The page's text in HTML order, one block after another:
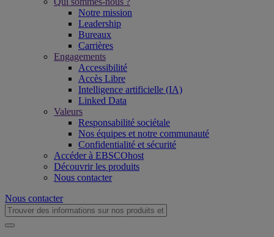
Notre mission
Leadership
Bureaux
Carrières
Engagements
Accessibilité
Accès Libre
Intelligence artificielle (IA)
Linked Data
Valeurs
Responsabilité sociétale
Nos équipes et notre communauté
Confidentialité et sécurité
Accéder à EBSCOhost
Découvrir les produits
Nous contacter
Nous contacter